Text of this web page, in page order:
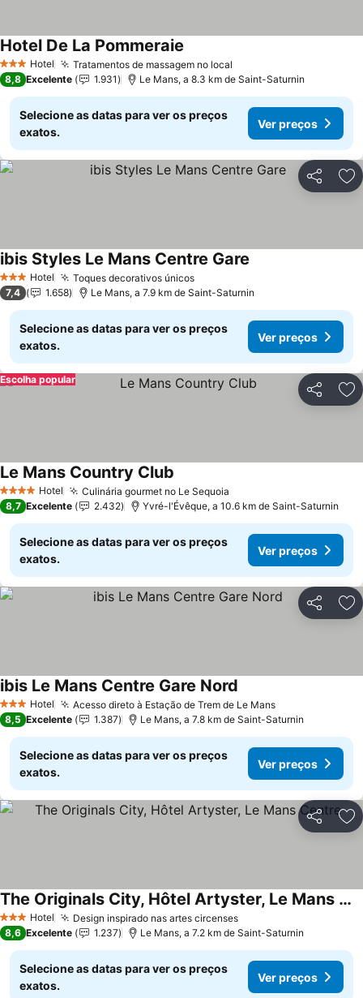
3 EstrelasHotel Tratamentos de massagem no local
Hotel De La Pommeraie
8,8 Excelente 1.931 Le Mans, a 8.3 km de Saint-Saturnin
Selecione as datas para ver os preços
exatos.
Ver preços
Partilhar
3 EstrelasHotel Toques decorativos únicosVer preços
ibis Styles Le Mans Centre Gare
7,4 1.658 Le Mans, a 7.9 km de Saint-Saturnin
Selecione as datas para ver os preços
exatos.
Ver preços
Partilhar
Escolha popular
4 EstrelasHotel Culinária gourmet no Le Sequoia
Le Mans Country Club
8,7 Excelente 2.432 Yvré-l'Évêque, a 10.6 km de Saint-Saturnin
Selecione as datas para ver os preços
exatos.
Ver preços
Partilhar
3 EstrelasHotel Acesso direto à Estação de Trem de Le MansVer preços
ibis Le Mans Centre Gare Nord
8,5 Excelente 1.387 Le Mans, a 7.8 km de Saint-Saturnin
Selecione as datas para ver os preços
exatos.
Ver preços
Partilhar
3 EstrelasHotel Design inspirado nas artes circensesVer preços
The Originals City, Hôtel Artyster, Le Mans Centre
Ver preços
8,6 Excelente 1.237 Le Mans, a 7.2 km de Saint-Saturnin
Selecione as datas para ver os preços
exatos.
Ver preços